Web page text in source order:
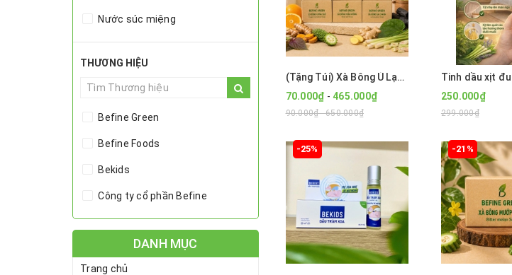
Nước súc miệng
Tinh dầu treo xe ô tô
Hydrosol
Cao Tinh Dầu
Máy khuếch tán
Đất sét
Dầu nền
Toner- Nước thơm
THƯƠNG HIỆU
Befine Green
Befine Foods
Bekids
Công ty cổ phần Befine
DANH MỤC
Trang chủ
(Tặng Túi) Xà Bông Ủ Lạnh Tinh Dầu Thiên Nhiên BEFINE GREEN 100g (Sả Chanh, Than Tre, Cam Nghệ...)
70.000₫ - 465.000₫
90.000₫ - 650.000₫
250.000₫
299.000₫
-25% -21%